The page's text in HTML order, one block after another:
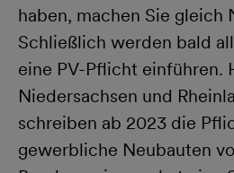
haben, machen Sie gleich
Schließlich werden bald
eine PV-Pflicht einführen.
Niedersachsen und
schreiben ab 2023 die
gewerbliche Neubauten